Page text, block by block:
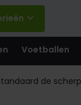
Voetballen
de